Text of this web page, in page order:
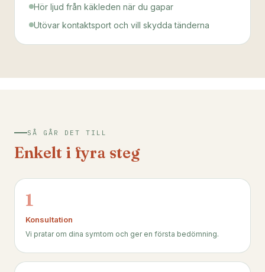
Hör ljud från käkleden när du gapar
Utövar kontaktsport och vill skydda tänderna
SÅ GÅR DET TILL
Enkelt i fyra steg
1
Konsultation
Vi pratar om dina symtom och ger en första bedömning.